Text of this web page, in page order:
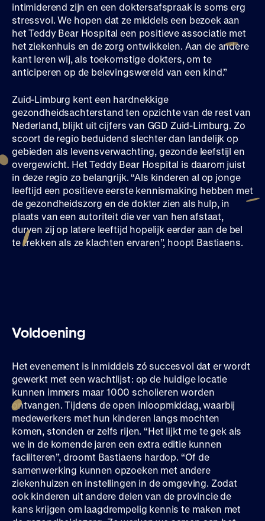
intimiderend zijn en een doktersafspraak is soms erg
stressvol. We hopen dat ze middels een bezoek aan
het Teddy Bear Hospital een positieve associatie met
het ziekenhuis en de zorg ontwikkelen. Aan de andere
kant leren wij, als toekomstige dokters, om te
anticiperen op de belevingswereld van een kind.”
Zuid-Limburg kent een hardnekkige
gezondheidsachterstand ten opzichte van de rest van
Nederland, blijkt uit cijfers van GGD Zuid-Limburg. Zo
scoort de regio beduidend slechter dan landelijk op
gebieden als levensverwachting, gezonde leefstijl en
overgewicht. Het Teddy Bear Hospital is daarom juist
in deze regio zo belangrijk. “Als kinderen al op jonge
leeftijd een positieve eerste kennismaking hebben met
de gezondheidszorg en de dokter zien als hulp, in
plaats van een autoriteit die ver van hen afstaat,
durven zij op latere leeftijd hopelijk eerder aan de bel
te trekken als ze klachten ervaren”, hoopt Bastiaens.
Voldoening
Het evenement is inmiddels zó succesvol dat er wordt
gewerkt met een wachtlijst: op de huidige locatie
kunnen immers maar 1000 scholieren worden
ontvangen. Tijdens de open inloopmiddag, waarbij
medewerkers met hun kinderen langs mochten
komen, stonden er zelfs rijen. “Het lijkt me te gek als
we in de komende jaren een extra editie kunnen
faciliteren”, droomt Bastiaens hardop. “Of de
samenwerking kunnen opzoeken met andere
ziekenhuizen en instellingen in de omgeving. Zodat
ook kinderen uit andere delen van de provincie de
kans krijgen om laagdrempelig kennis te maken met